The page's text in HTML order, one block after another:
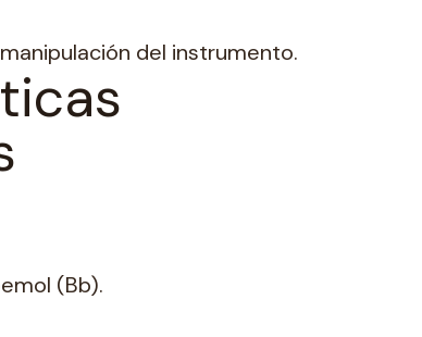
del instrumento.
(Bb).